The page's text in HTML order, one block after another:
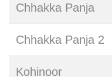
Chhakka Panja
Chhakka Panja 2
Kohinoor